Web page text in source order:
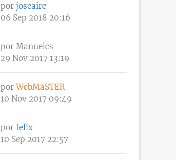
por joseaire
06 Sep 2018 20:16
por Manuelcs
29 Nov 2017 13:19
porWebMaSTER
10 Nov 2017 09:49
por felix
10 Sep 2017 22:57